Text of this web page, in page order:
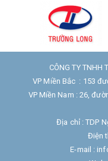
CÔNG TY TNHH
VP Miền Bắc : 153
VP Miền Nam : 26,
Địa chỉ : TDP
Điện
E-mail :